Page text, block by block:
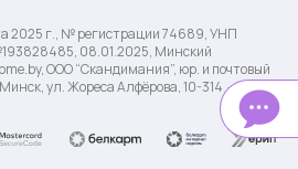
2025 г., № регистрации 74689, УНП
08.01.2025, Минский
ООО “Скандимания”, юр. и почтовый
ул. Жореса Алфёрова, 10-314